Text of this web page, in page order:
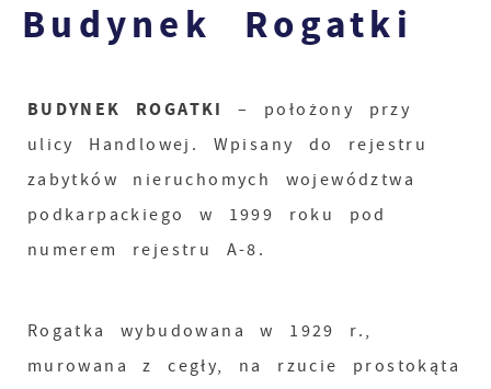
Budynek Rogatki
BUDYNEK ROGATKI
– położony przy
ulicy Handlowej. Wpisany do rejestru
zabytków nieruchomych województwa
podkarpackiego w 1999 roku pod
numerem rejestru A-8.
Rogatka wybudowana w 1929 r.,
murowana z cegły, na rzucie prostokąta